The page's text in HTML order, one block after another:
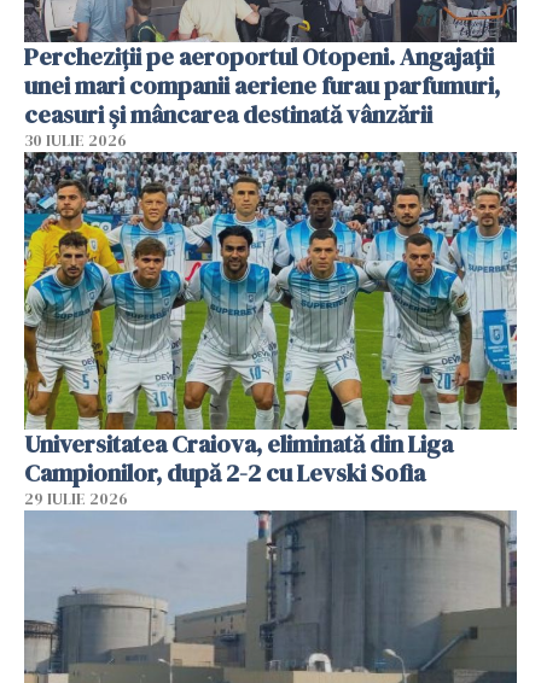
Percheziții pe aeroportul Otopeni. Angajații
unei mari companii aeriene furau parfumuri,
ceasuri și mâncarea destinată vânzării
30 IULIE 2026
Universitatea Craiova, eliminată din Liga
Campionilor, după 2-2 cu Levski Sofia
29 IULIE 2026